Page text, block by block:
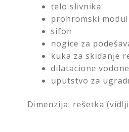
telo slivnika
prohromski modul
sifon
nogice za
kuka za skidanje
dilatacione
uputstvo za
Dimenzija: rešetka